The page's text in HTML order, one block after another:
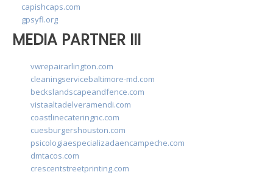
capishcaps.com
gpsyfl.org
MEDIA PARTNER III
vwrepairarlington.com
cleaningservicebaltimore-md.com
beckslandscapeandfence.com
vistaaltadelveramendi.com
coastlinecateringnc.com
cuesburgershouston.com
psicologiaespecializadaencampeche.com
dmtacos.com
crescentstreetprinting.com